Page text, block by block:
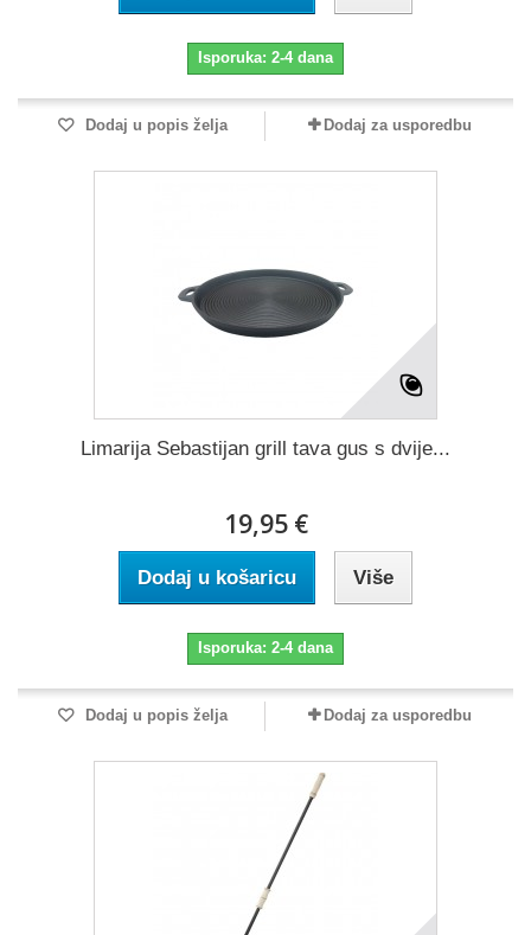
Isporuka: 2-4 dana
Dodaj u popis želja Dodaj za usporedbu
Limarija Sebastijan grill tava gus s dvije...
19,95 €
Dodaj u košaricu Više
Isporuka: 2-4 dana
Dodaj u popis želja Dodaj za usporedbu